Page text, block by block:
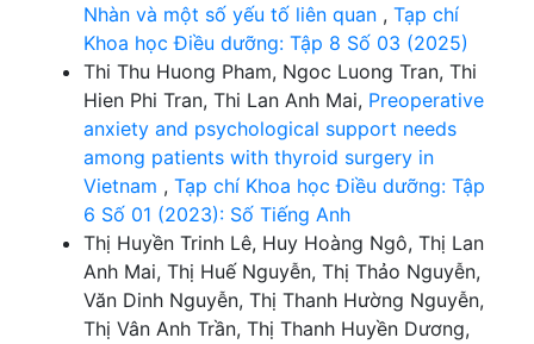
Nhàn và một số yếu tố liên quan , Tạp chí
Khoa học Điều dưỡng: Tập 8 Số 03 (2025)
Thi Thu Huong Pham, Ngoc Luong Tran, Thi
Hien Phi Tran, Thi Lan Anh Mai, Preoperative
anxiety and psychological support needs
among patients with thyroid surgery in
Vietnam , Tạp chí Khoa học Điều dưỡng: Tập
6 Số 01 (2023): Số Tiếng Anh
Thị Huyền Trinh Lê, Huy Hoàng Ngô, Thị Lan
Anh Mai, Thị Huế Nguyễn, Thị Thảo Nguyễn,
Văn Dinh Nguyễn, Thị Thanh Hường Nguyễn,
Thị Vân Anh Trần, Thị Thanh Huyền Dương,